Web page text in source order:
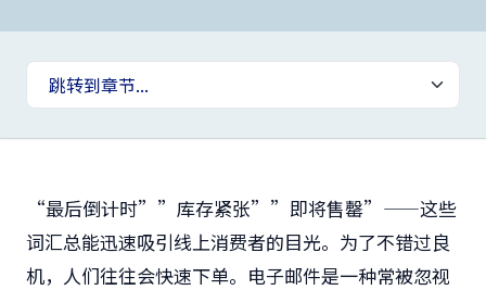
“最后倒计时””库存紧张””即将售罄”——这些
词汇总能迅速吸引线上消费者的目光。为了不错过良
机，人们往往会快速下单。电子邮件是一种常被忽视